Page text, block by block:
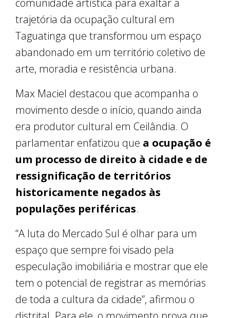
comunidade artística para exaltar a
trajetória da ocupação cultural em
Taguatinga que transformou um espaço
abandonado em um território coletivo de
arte, moradia e resistência urbana.
Max Maciel destacou que acompanha o
movimento desde o início, quando ainda
era produtor cultural em Ceilândia. O
parlamentar enfatizou que a ocupação é
um processo de direito à cidade e de
ressignificação de territórios
historicamente negados às
populações periféricas.
“A luta do Mercado Sul é olhar para um
espaço que sempre foi visado pela
especulação imobiliária e mostrar que ele
tem o potencial de registrar as memórias
de toda a cultura da cidade”, afirmou o